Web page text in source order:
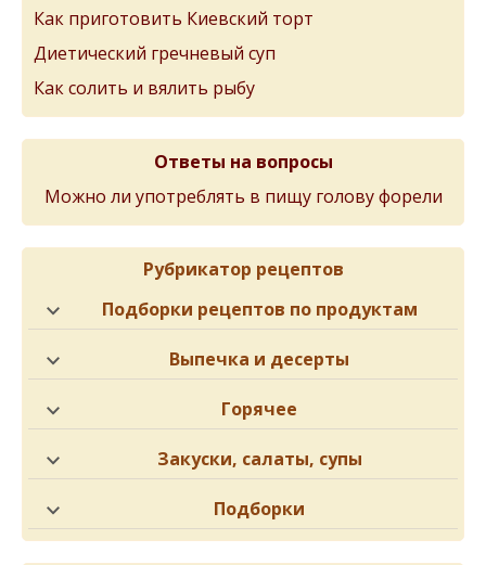
Как приготовить Киевский торт
Диетический гречневый суп
Как солить и вялить рыбу
Ответы на вопросы
Можно ли употреблять в пищу голову форели
Рубрикатор рецептов
Подборки рецептов по продуктам
Выпечка и десерты
Горячее
Закуски, салаты, супы
Подборки